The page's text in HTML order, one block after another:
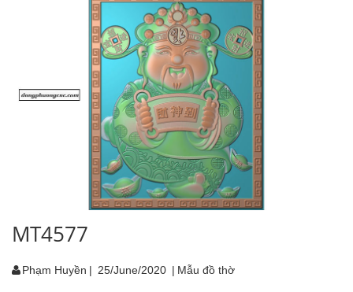
MT4577
Phạm Huyền | 25/June/2020 | Mẫu đồ thờ